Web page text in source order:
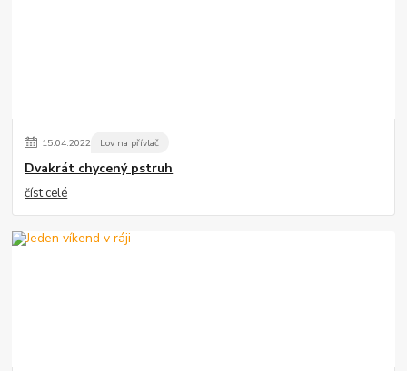
15.04.2022 Lov na přívlač
Dvakrát chycený pstruh
číst celé